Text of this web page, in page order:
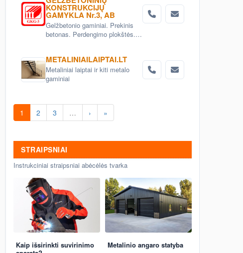
KONSTRUKCIJŲ
GAMYKLA Nr.3, AB
Gelžbetonio gaminiai. Prekinis
betonas. Perdengimo plokštės.
Betoniniai šulinio žiedai. Tvoros
elementai
METALINIAILAIPTAI.LT
Metaliniai laiptai ir kiti metalo
gaminiai
1 2 3 … › »
STRAIPSNIAI
Instrukciniai straipsniai abėcėlės tvarka
Kaip išsirinkti suvirinimo
Metalinio angaro statyba